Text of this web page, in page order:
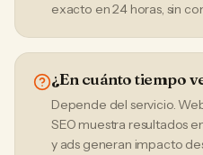
exacto en 24 horas, sin
¿En cuánto tiempo
Depende del servicio.
SEO muestra resultados
y ads generan impacto